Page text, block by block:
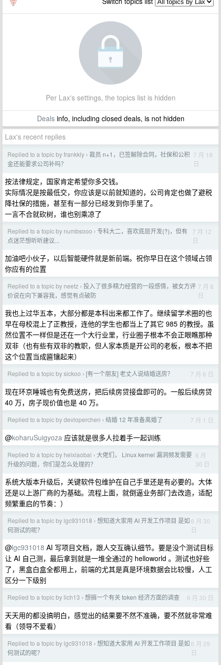
Per Lax's settings, the topics list is hidden
Dealsinfo, including closed deals, is not hidden
Lax's recent replies
Replied to a topic by frankkly › 裁员 n+1，已签解除合同，社保和公积
金还能要求公司补吗？
7 月 18
日
按法律规定，国家肯定希望你多交钱。
实际情况是按最低交，你应该是以前就知道的，公司肯定也做了避税
降社保的措施，甚至有一部分已经发到你手里了。
一言不合就砍树，谁也别乘凉了
Replied to a topic by numbsooo › 专科大二，喜欢底层开发(?)，但有
点迷茫想听听建议...
7 月 12
日
加油吧小伙子，以后智能硬件就是新前端。祝你早日在这个领域占领
你应有的位置
Replied to a topic by neetz › 投入了很多精力经营的一段感情，被女方评
价说在向下兼容我，感觉有点破防
7 月 8
日
我也上过华五本，大部分都是本科出来都工作了。继续留学术圈的也
早在母校混上了正教授，连他的学生也都当上了其它 985 的教授。虽
然位置不一样但是还在一个大行业里，行业圈子根本不会正眼瞧那种
双非（也有些有双非的教职，但人家本质是开公司的老板，根本不把
这个位置当成匾镶起来）
Replied to a topic by sickoo › [有一个朋友] 老丈人说结婚送房？ 7 月 6 日
现在环京睡城也有免费送房，把后续房贷接盘即可的。一般后续房贷
40 万，房子现价值也是 40 万。
Replied to a topic by devloperchen › 结婚 12 年准备离婚了 7 月 1 日
@koharuSuigyoza 应该就是很多人拉着手一起训练
Replied to a topic by heixiaobai › 大佬们， Linux kernel 漏洞频发需要
升级的问题，你们是怎么处理的？
6 月
30 日
系统大版本升级后，关键软件包维护在自己手里还是有必要的。大体
还是以上游厂商的为基础。流程上面，就倒逼业务部门去改造，适配
频繁重启的节奏：）
Replied to a topic by lgc931018 › 想知道大家用 AI 开发工作项目 是如
何测试的呢？
6 月 30
日
@lgc931018 AI 写项目文档，跟人交互确认细节。要是没个测试目标
让 AI 自己测，最后拿到就是一堆全通过的 helloworld 。测试也好些
了，黑盒白盒全都用上，前端的尤其是真是环境数据会比较慢，人工
区分一下级别
Replied to a topic by lich13 › 想搞一个有关 token 经济方面的调查 6 月 30 日
天天用的都没搞明白，感觉出的结果要不然不准确，要不然就非常难
看（领导不爱看）
Replied to a topic by lgc931018 › 想知道大家用 AI 开发工作项目 是如
何测试的呢？
6 月 29
日